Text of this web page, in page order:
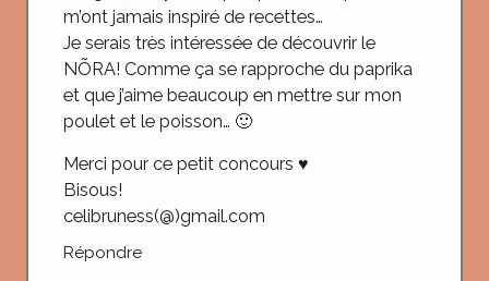
m’ont jamais inspiré de recettes…
Je serais très intéressée de découvrir le
NÕRA! Comme ça se rapproche du paprika
et que j’aime beaucoup en mettre sur mon
poulet et le poisson… 🙂
Merci pour ce petit concours ♥
Bisous!
celibruness(@)gmail.com
Répondre